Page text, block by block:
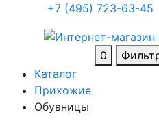
+7 (495) 723-63-45
0
Каталог
Прихожие
Обувницы